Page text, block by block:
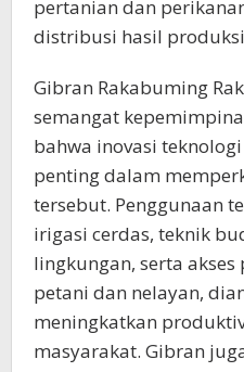
pertanian dan
distribusi hasil
Gibran Rakabuming
semangat
bahwa inovasi
penting dalam
tersebut. Penggunaan
irigasi cerdas, teknik
lingkungan, serta
petani dan nelayan,
meningkatkan
masyarakat. Gibran